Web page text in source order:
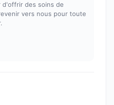
d'offrir des soins de
vers nous pour toute